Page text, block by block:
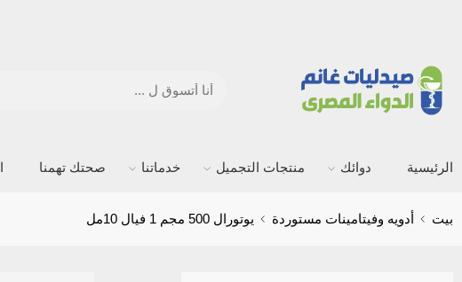
الرئيسية دوائك منتجات التجميل خدماتنا صحتك تهمنا
بيت أدويه وفيتامينات مستوردة يوتورال 500 مجم 1 فيال 10مل